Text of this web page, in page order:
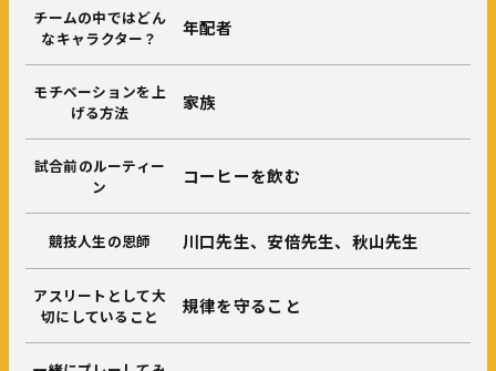
チームの中ではどん
なキャラクター？
年配者
モチベーションを上
げる方法
家族
試合前のルーティー
ン
コーヒーを飲む
競技人生の恩師 川口先生、安倍先生、秋山先生
アスリートとして大
切にしていること
規律を守ること